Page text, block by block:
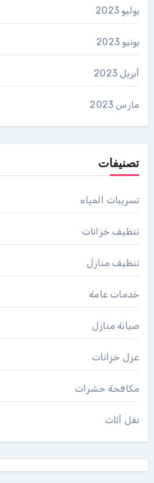
يوليو 2023
يونيو 2023
أبريل 2023
مارس 2023
تصنيفات
تسريبات المياه
تنظيف خزانات
تنظيف منازل
خدمات عامة
صيانة منازل
عزل خزانات
مكافحة حشرات
نقل أثاث